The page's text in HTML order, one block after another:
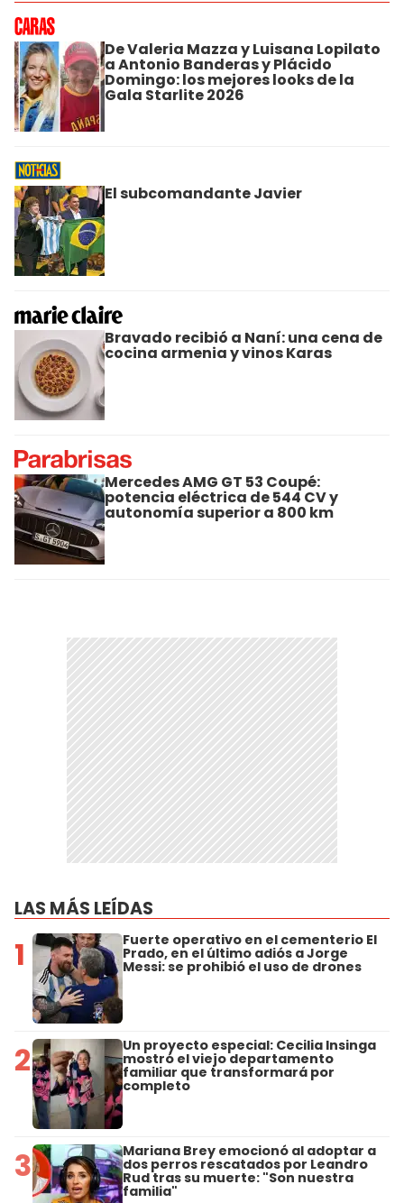
De Valeria Mazza y Luisana Lopilato
a Antonio Banderas y Plácido
Domingo: los mejores looks de la
Gala Starlite 2026
El subcomandante Javier
Bravado recibió a Naní: una cena de
cocina armenia y vinos Karas
Mercedes AMG GT 53 Coupé:
potencia eléctrica de 544 CV y
autonomía superior a 800 km
LAS MÁS LEÍDAS
1 Fuerte operativo en el cementerio El
Prado, en el último adiós a Jorge
Messi: se prohibió el uso de drones
2 Un proyecto especial: Cecilia Insinga
mostró el viejo departamento
familiar que transformará por
completo
3 Mariana Brey emocionó al adoptar a
dos perros rescatados por Leandro
Rud tras su muerte: "Son nuestra
familia"